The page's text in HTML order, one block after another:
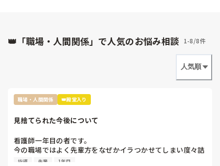
👑「職場・人間関係」で人気のお悩み相談 1-8/8件
人気順
職場・人間関係 👑殿堂入り
見捨てられた今後について
看護師一年目の者です。
今の職場ではよく先輩方をなぜかイラつかせてしまい度々詰
所で私のことについて色々と言ってることを耳にします。
指導 先輩 1年目